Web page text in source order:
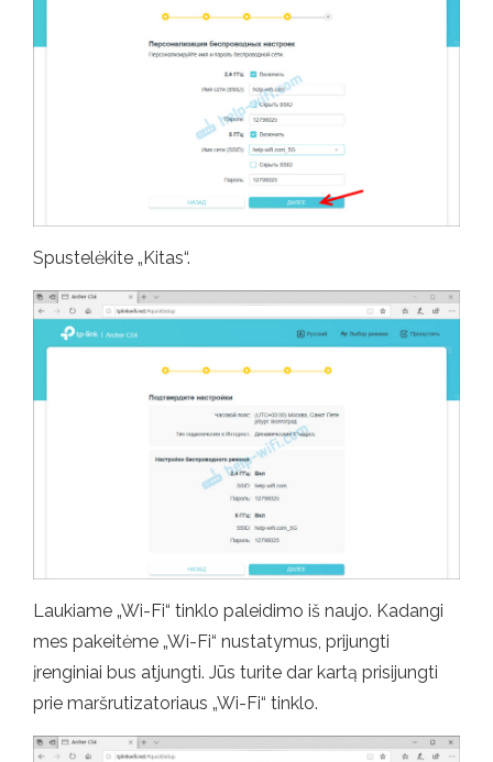
Spustelėkite „Kitas“.
Laukiame „Wi-Fi“ tinklo paleidimo iš naujo. Kadangi
mes pakeitėme „Wi-Fi“ nustatymus, prijungti
įrenginiai bus atjungti. Jūs turite dar kartą prisijungti
prie maršrutizatoriaus „Wi-Fi“ tinklo.